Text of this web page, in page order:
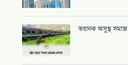
ভয়ানক অসুস্থ সমাজ